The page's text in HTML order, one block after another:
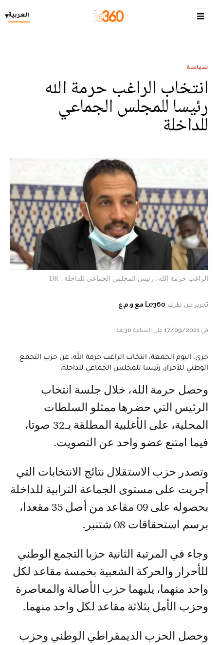
العربية▾
سياسة
انتخاب الراغب حرمة الله
رئيسا للمجلس الجماعي
للداخلة
الراغب حرمة الله، رئيس المجلس الجماعي للداخلة . DR
تحرير من طرف Le360 مع و.م.ع
في 17/09/2021 على الساعة 12:30
جرى، اليوم الجمعة، انتخاب الراغب حرمة الله، عن حزب التجمع
الوطني للأحرار، رئيسا للمجلس الجماعي للداخلة.
وحصل حرمة الله، خلال جلسة انتخاب
الرئيس التي حضرها ممثلو السلطات
المحلية، على الأغلبية المطلقة بـ32 صوتا،
فيما امتنع عضو واحد عن التصويت.
وتصدر حزب الاستقلال نتائج الانتخابات التي
أجريت على مستوى الجماعة الترابية للداخلة
بحصوله على 09 مقاعد من أصل 35 مقعدا،
برسم استحقاقات 08 شتنبر.
وجاء في المرتبة الثانية حزبا التجمع الوطني
للأحرار والحركة الشعبية بخمسة مقاعد لكل
واحد منهما، يليهما حزب الأصالة والمعاصرة
وحزب الأمل بثلاثة مقاعد لكل واحد منهما.
وحصل الحزب الديمقراطي الوطني وحزب